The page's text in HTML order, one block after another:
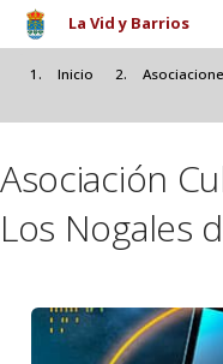
Pasar al
La Vid y Barrios
Inicio
Asociación
Los Nogales